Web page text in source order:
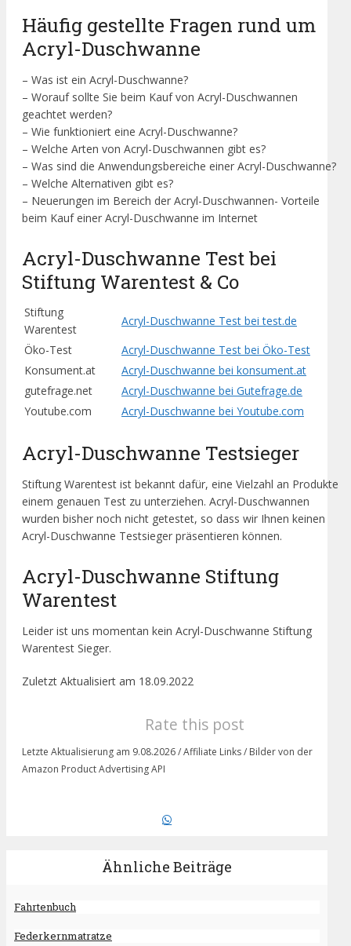
Häufig gestellte Fragen rund um
Acryl-Duschwanne
– Was ist ein Acryl-Duschwanne?
– Worauf sollte Sie beim Kauf von Acryl-Duschwannen
geachtet werden?
– Wie funktioniert eine Acryl-Duschwanne?
– Welche Arten von Acryl-Duschwannen gibt es?
– Was sind die Anwendungsbereiche einer Acryl-Duschwanne?
– Welche Alternativen gibt es?
– Neuerungen im Bereich der Acryl-Duschwannen- Vorteile
beim Kauf einer Acryl-Duschwanne im Internet
Acryl-Duschwanne Test bei
Stiftung Warentest & Co
Stiftung
Warentest
Acryl-Duschwanne Test bei test.de
Öko-Test
Acryl-Duschwanne Test bei Öko-Test
Konsument.at
Acryl-Duschwanne bei konsument.at
gutefrage.net
Acryl-Duschwanne bei Gutefrage.de
Youtube.com
Acryl-Duschwanne bei Youtube.com
Acryl-Duschwanne Testsieger
Stiftung Warentest ist bekannt dafür, eine Vielzahl an Produkte
einem genauen Test zu unterziehen. Acryl-Duschwannen
wurden bisher noch nicht getestet, so dass wir Ihnen keinen
Acryl-Duschwanne Testsieger präsentieren können.
Acryl-Duschwanne Stiftung
Warentest
Leider ist uns momentan kein Acryl-Duschwanne Stiftung
Warentest Sieger.
Zuletzt Aktualisiert am 18.09.2022
Rate this post
Letzte Aktualisierung am 9.08.2026 / Affiliate Links / Bilder von der
Amazon Product Advertising API
Ähnliche Beiträge
Fahrtenbuch
Federkernmatratze